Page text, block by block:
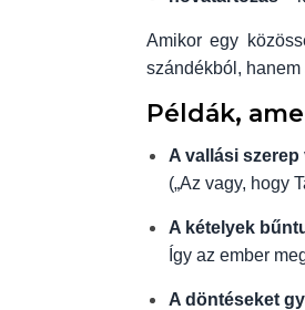
Amikor egy
szándékból,
Példák,
A vallási
(„Az vagy, hogy
A kételyek
Így az ember
A döntéseket